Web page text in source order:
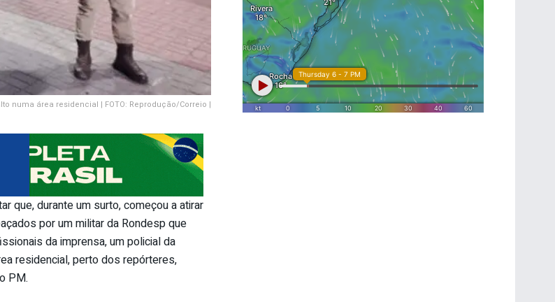
numa área residencial | FOTO: Reprodução/Correio |
que, durante um surto, começou a atirar
por um militar da Rondesp que
da imprensa, um policial da
residencial, perto dos repórteres,
PM.